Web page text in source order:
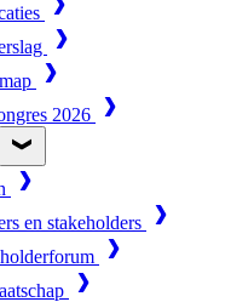
2026
en stakeholders